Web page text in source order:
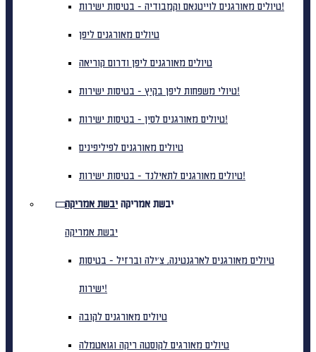
טיולים מאורגנים לוייטנאם וקמבודיה - בטיסות ישירות!
טיולים מאורגנים ליפן
טיולים מאורגנים ליפן ודרום קוריאה
טיולי משפחות ליפן בקיץ - בטיסות ישירות!
טיולים מאורגנים לסין - בטיסות ישירות!
טיולים מאורגנים לפיליפינים
טיולים מאורגנים לתאילנד - בטיסות ישירות!
יבשת אמריקה יבשת אמריקה
יבשת אמריקה
טיולים מאורגנים לארגנטינה, צ'ילה וברזיל - בטיסות
ישירות!
טיולים מאורגנים לקובה
טיולים מאורגים לקוסטה ריקה וגואטמלה